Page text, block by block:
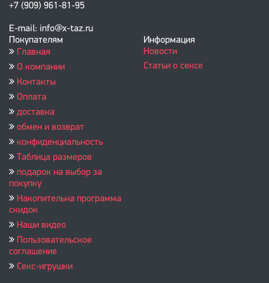
+7 (909) 961-81-95
E-mail: info@x-taz.ru
Покупателям
Главная
О компании
Контакты
Оплата
доставка
обмен и возврат
конфиденциальность
Таблица размеров
подарок на выбор за
покупку
Накопительна программа
скидок
Наши видео
Пользовательское
соглашение
Секс-игрушки
Информация
Новости
Статьи о сексе